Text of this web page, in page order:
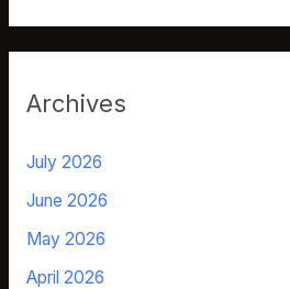
Archives
July 2026
June 2026
May 2026
April 2026